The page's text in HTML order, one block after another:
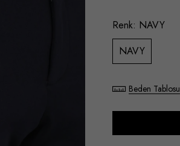
Renk: NAVY
NAVY
Beden Tablosu